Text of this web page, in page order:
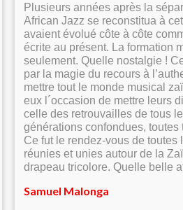
Plusieurs années après la
African Jazz se reconstitua à
avaient évolué côte à côte
écrite au présent. La formation
seulement. Quelle nostalgie !
par la magie du recours à
mettre tout le monde musical
eux l´occasion de mettre leurs
celle des retrouvailles de tous
générations confondues,
Ce fut le rendez-vous de
réunies et unies autour de la
drapeau tricolore. Quelle belle
Samuel Malonga